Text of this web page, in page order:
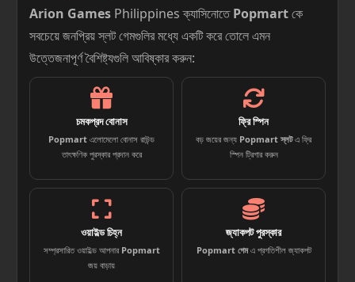
Arion Games Philippines ক্যাসিনোতেPopmartকে
সবচেয়ে জনপ্রিয় স্লট গেমগুলির মধ্যে একটি করে তোলে এমন
উত্তেজনাপূর্ণ বৈশিষ্ট্যগুলি আবিষ্কার করুন:
চমকপ্রদ বোনাস
Popmart এলোমেলো বোনাস রাউন্ড
তাৎক্ষণিক পুরস্কার প্রদান করে
ফ্রি স্পিন
বড় জয়ের জন্য Popmart স্লটএ ফ্রি
স্পিন ট্রিগার করুন
ওয়াইল্ড চিহ্ন
সম্প্রসারিত ওয়াইল্ড আপনার Popmart
জয় বাড়ায়
জ্যাকপট পুরস্কার
Popmart গেমএ প্রগতিশীল জ্যাকপট